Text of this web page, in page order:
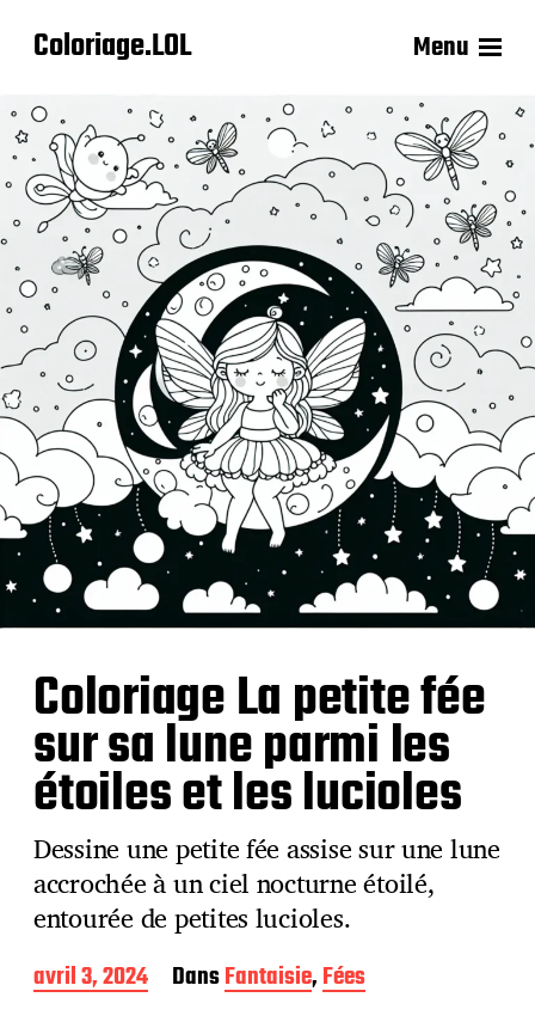
Coloriage.LOL Menu
Coloriage La petite fée
sur sa lune parmi les
étoiles et les lucioles
Dessine une petite fée assise sur une lune
accrochée à un ciel nocturne étoilé,
entourée de petites lucioles.
D
a
avril 3, 2024 DansFantaisie,Fées